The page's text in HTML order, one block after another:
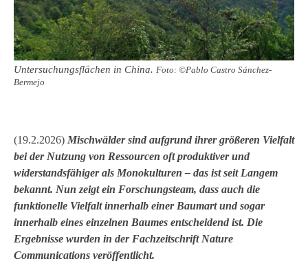
Untersuchungsflächen in China. Foto: ©Pablo Castro Sánchez-
Bermejo
(19.2.2026) Mischwälder sind aufgrund ihrer größeren Vielfalt
bei der Nutzung von Ressourcen oft produktiver und
widerstandsfähiger als Monokulturen – das ist seit Langem
bekannt. Nun zeigt ein Forschungsteam, dass auch die
funktionelle Vielfalt innerhalb einer Baumart und sogar
innerhalb eines einzelnen Baumes entscheidend ist. Die
Ergebnisse wurden in der Fachzeitschrift Nature
Communications veröffentlicht.